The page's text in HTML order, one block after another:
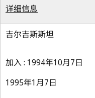
详细信息
吉尔吉斯斯坦
加入 : 1994年10月7日
1995年1月7日